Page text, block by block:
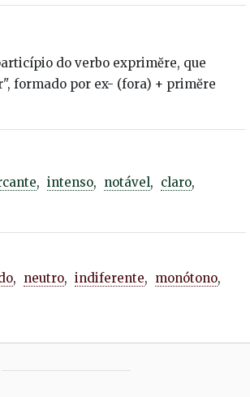
do verbo exprimĕre, que
formado por ex- (fora) + primĕre
, intenso, notável, claro,
, neutro, indiferente, monótono,